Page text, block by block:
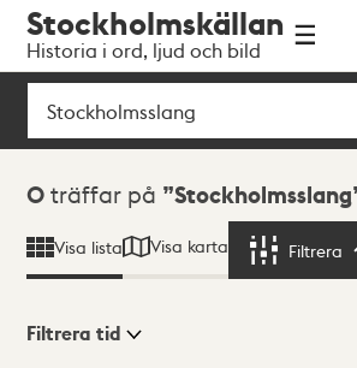
navigationen
huvudinnehållet
Stockholmskällan
Historia i ord, ljud och bild
Sök
Sökresultat
0 träffar på Stockholmsslang
Visa lista Visa karta Filtrera
Filtrera tid